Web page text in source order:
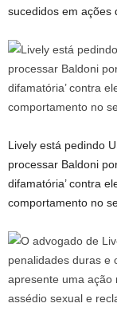
sucedidos em ações
Lively está pedindo
processar Baldoni
difamatória’ contra
comportamento no